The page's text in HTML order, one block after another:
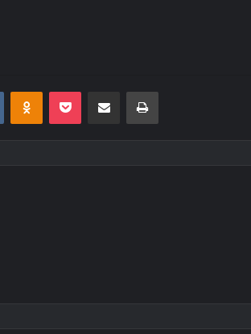
VKontakteOdnoklassniki
Pocket E-Posta ile paylaş Yazdır